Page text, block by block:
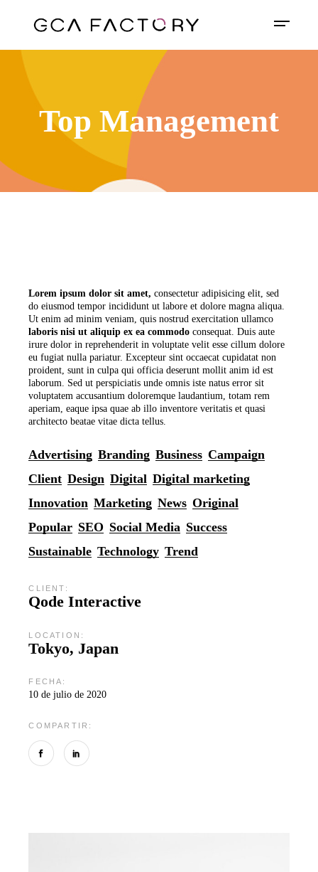
Top Management
Lorem ipsum dolor sit amet, consectetur adipisicing elit, sed
do eiusmod tempor incididunt ut labore et dolore magna aliqua.
Ut enim ad minim veniam, quis nostrud exercitation ullamco
laboris nisi ut aliquip ex ea commodo consequat. Duis aute
irure dolor in reprehenderit in voluptate velit esse cillum dolore
eu fugiat nulla pariatur. Excepteur sint occaecat cupidatat non
proident, sunt in culpa qui officia deserunt mollit anim id est
laborum. Sed ut perspiciatis unde omnis iste natus error sit
voluptatem accusantium doloremque laudantium, totam rem
aperiam, eaque ipsa quae ab illo inventore veritatis et quasi
architecto beatae vitae dicta tellus.
Advertising Branding Business Campaign
Client Design Digital Digital marketing
Innovation Marketing News Original
Popular SEO Social Media Success
Sustainable Technology Trend
CLIENT:
Qode Interactive
LOCATION:
Tokyo, Japan
FECHA:
10 de julio de 2020
COMPARTIR: